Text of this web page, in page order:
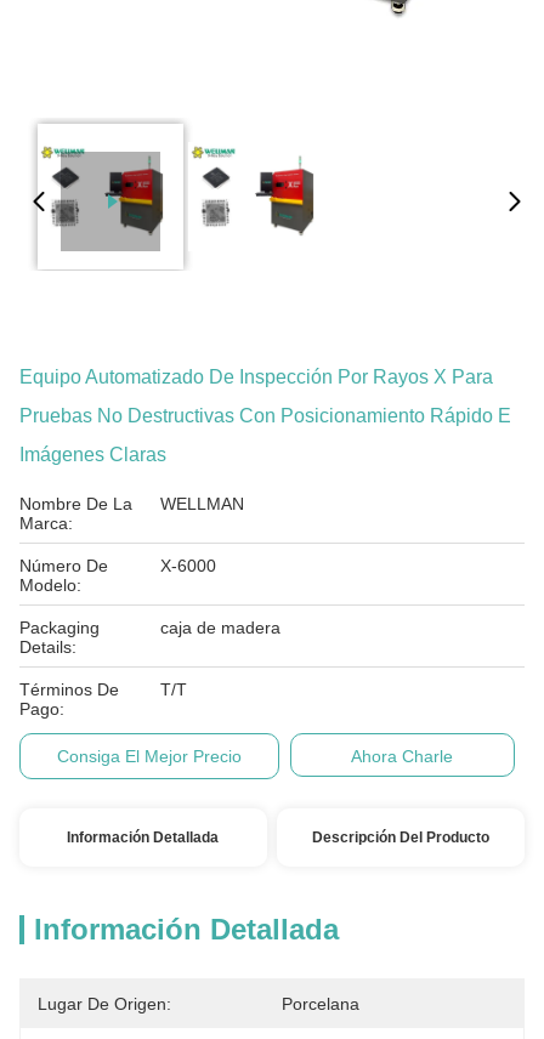
Equipo Automatizado De Inspección Por Rayos X Para
Pruebas No Destructivas Con Posicionamiento Rápido E
Imágenes Claras
Nombre De La
Marca:
WELLMAN
Número De
Modelo:
X-6000
Packaging
Details:
caja de madera
Términos De
Pago:
T/T
Consiga El Mejor Precio Ahora Charle
Información Detallada Descripción Del Producto
Información Detallada
Lugar De Origen: Porcelana